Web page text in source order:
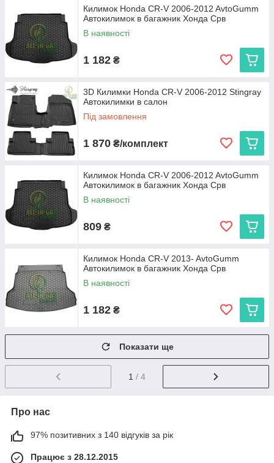
Килимок Honda CR-V 2006-2012 AvtoGumm
Автокилимок в багажник Хонда Срв
В наявності
1 182 ₴
3D Килимки Honda CR-V 2006-2012 Stingray
Автокилимки в салон
Під замовлення
1 870 ₴/комплект
Килимок Honda CR-V 2006-2012 AvtoGumm
Автокилимок в багажник Хонда Срв
В наявності
809 ₴
Килимок Honda CR-V 2013- AvtoGumm
Автокилимок в багажник Хонда Срв
В наявності
1 182 ₴
Показати ще
1 / 4
Про нас
97% позитивних з 140 відгуків за рік
Працює з 28.12.2015